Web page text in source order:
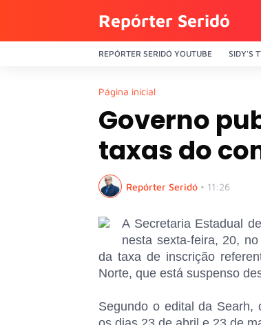
Repórter Seridó
REPÓRTER SERIDÓ YOUTUBE SIDY'S
Página inicial
Governo
taxas do
Repórter Seridó • 11:26
A Secretaria Estadual
nesta sexta-feira, 20,
da taxa de inscrição
Norte, que está suspenso
Segundo o edital da Searh,